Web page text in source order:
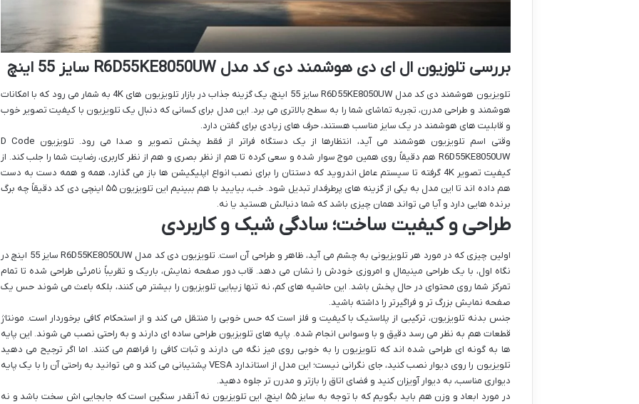
بررسی تلوزیون ال ای دی هوشمند دی کد مدل R6D55KE8050UW سایز 55 اینچ
تلویزیون هوشمند دی کد مدل R6D55KE8050UW سایز 55 اینچ، یک گزینه جذاب در بازار تلویزیون های 4K به شمار می رود که با امکانات
هوشمند و طراحی مدرن، تجربه تماشای شما را به سطح بالاتری می برد. این مدل برای کسانی که دنبال یک تلویزیون با کیفیت تصویر خوب
و قابلیت های هوشمند در یک سایز مناسب هستند، حرف های زیادی برای گفتن دارد.
وقتی اسم تلویزیون هوشمند می آید، انتظارها از یک دستگاه فراتر از فقط پخش تصویر و صدا می رود. تلویزیون D Code
R6D55KE8050UW هم دقیقاً روی همین موج سوار شده و سعی کرده تا هم از نظر بصری و هم از نظر کاربری، رضایت شما را جلب کند. از
کیفیت تصویر 4K گرفته تا سیستم عامل اندروید که دستتان را برای نصب انواع اپلیکیشن ها باز می گذارد، همه و همه دست به دست
هم داده اند تا این مدل به یکی از گزینه های پرطرفدار تبدیل شود. خب، بیایید با هم ببینیم این تلویزیون ۵۵ اینچی دی کد دقیقاً چه برگ
برنده هایی دارد و آیا می تواند همان چیزی باشد که شما دنبالش هستید یا نه.
طراحی و کیفیت ساخت؛ سادگی شیک و کاربردی
اولین چیزی که در مورد هر تلویزیونی به چشم می آید، ظاهر و طراحی آن است. تلویزیون دی کد مدل R6D55KE8050UW سایز 55 اینچ در
نگاه اول، با یک طراحی مینیمال و امروزی خودش را نشان می دهد. قاب دور صفحه نمایش، باریک و تقریباً نامرئی طراحی شده تا تمام
تمرکز شما روی محتوای در حال پخش باشد. این حاشیه های کم، نه تنها زیبایی تلویزیون را بیشتر می کنند، بلکه باعث می شوند حس یک
صفحه نمایش بزرگ تر و فراگیرتر را داشته باشید.
جنس بدنه تلویزیون، ترکیبی از پلاستیک با کیفیت و فلز است که حس خوبی را منتقل می کند و از استحکام کافی برخوردار است. مونتاژ
قطعات هم به نظر می رسد دقیق و با وسواس انجام شده. پایه های تلویزیون طراحی ساده ای دارند و به راحتی نصب می شوند. این پایه
ها به گونه ای طراحی شده اند که تلویزیون را به خوبی روی میز نگه می دارند و ثبات کافی را فراهم می کنند. اما اگر ترجیح می دهید
تلویزیون را روی دیوار نصب کنید، جای نگرانی نیست؛ این مدل از استاندارد VESA پشتیبانی می کند و می توانید به راحتی آن را با یک پایه
دیواری مناسب، به دیوار آویزان کنید و فضای اتاق را بازتر و مدرن تر جلوه دهید.
در مورد ابعاد و وزن هم باید بگویم که با توجه به سایز ۵۵ اینچ، این تلویزیون نه آنقدر سنگین است که جابجایی اش سخت باشد و نه